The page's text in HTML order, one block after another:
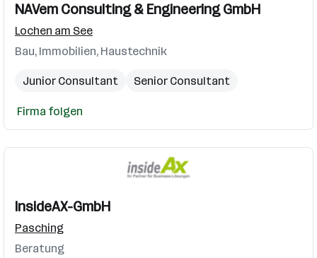
NAVem Consulting & Engineering GmbH
Lochen am See
Bau, Immobilien, Haustechnik
Junior Consultant Senior Consultant
Firma folgen
InsideAX-GmbH
Pasching
Beratung